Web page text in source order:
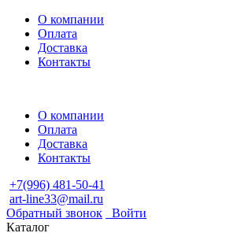
О компании
Оплата
Доставка
Контакты
О компании
Оплата
Доставка
Контакты
+7(996) 481-50-41
art-line33@mail.ru
Обратный звонок
Войти
Каталог